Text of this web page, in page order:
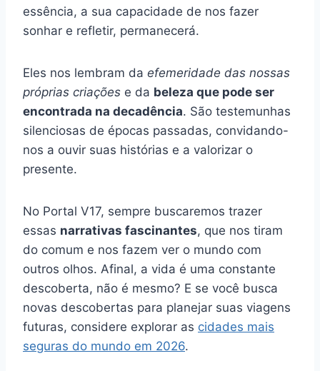
essência, a sua capacidade de nos fazer
sonhar e refletir, permanecerá.
Eles nos lembram da efemeridade das nossas
próprias criações e da beleza que pode ser
encontrada na decadência. São testemunhas
silenciosas de épocas passadas, convidando-
nos a ouvir suas histórias e a valorizar o
presente.
No Portal V17, sempre buscaremos trazer
essas narrativas fascinantes, que nos tiram
do comum e nos fazem ver o mundo com
outros olhos. Afinal, a vida é uma constante
descoberta, não é mesmo? E se você busca
novas descobertas para planejar suas viagens
futuras, considere explorar as cidades mais
seguras do mundo em 2026.